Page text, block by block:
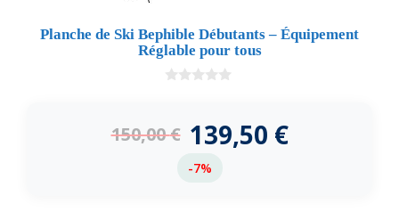
Planche de Ski Bephible Débutants – Équipement
Réglable pour tous
5
150,00€ 139,50 €
-7%